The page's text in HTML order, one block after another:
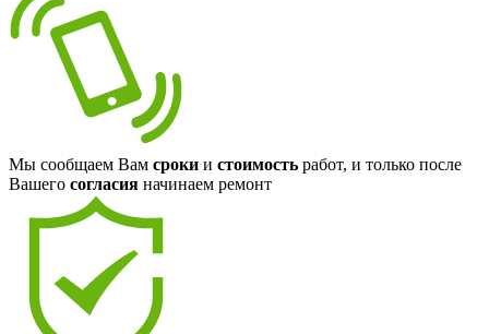
Мы сообщаем Вам сроки и стоимость работ, и только после
Вашего согласия начинаем ремонт